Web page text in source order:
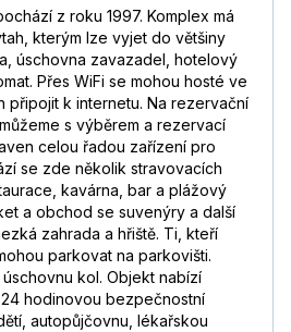
z roku 1997. Komplex má
kterým lze vyjet do většiny
úschovna zavazadel, hotelový
Přes WiFi se mohou hosté ve
připojit k internetu. Na rezervační
s výběrem a rezervací
celou řadou zařízení pro
se zde několik stravovacích
kavárna, bar a plážový
a obchod se suvenýry a další
zahrada a hřiště. Ti, kteří
parkovat na parkovišti.
kol. Objekt nabízí
hodinovou bezpečnostní
autopůjčovnu, lékařskou